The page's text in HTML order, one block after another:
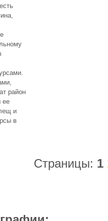
район
ее
и
в
Страницы: 1